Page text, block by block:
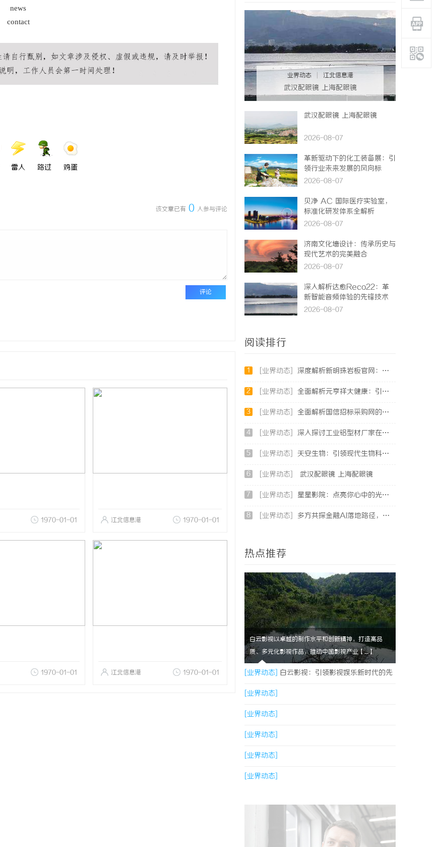
news
contact
雷人 路过 鸡蛋
该文章已有 0 人参与评论
评论
1970-01-01 江北信息港 1970-01-01
1970-01-01 江北信息港 1970-01-01
业界动态 江北信息港
武汉配眼镜 上海配眼镜
武汉配眼镜 上海配眼镜
2026-08-07
革新驱动下的化工装备展：引
领行业未来发展的风向标
2026-08-07
贝净 AC 国际医疗实验室，
标准化研发体系全解析
2026-08-07
济南文化墙设计：传承历史与
现代艺术的完美融合
2026-08-07
深入解析达愈Reco22：革
新智能音频体验的先锋技术
2026-08-07
阅读排行
1 [业界动态] 深度解析新明珠岩板官网：打造高品质岩板行业标杆平台
2 [业界动态] 全面解析元亨祥大健康：引领现代健康生活新趋势
3 [业界动态] 全面解析国信招标采购网的功能与优势，助力企业高效招标采购
4 [业界动态] 深入探讨工业铝型材厂家在现代制造业中的重要角色与发展趋势
5 [业界动态] 天安生物：引领现代生物科技创新发展的先锋企业
6 [业界动态] 武汉配眼镜 上海配眼镜
7 [业界动态] 星星影院：点亮你心中的光影世界，畅享极致观影体验
8 [业界动态] 多方共探金融AI落地路径，天创信用星图AI助力产业金融智能升级
热点推荐
白云影视以卓越的制作水平和创新精神，打造高品
质、多元化影视作品，推动中国影视产业【....】
[业界动态] 白云影视：引领影视娱乐新时代的先
锋力量
[业界动态]
[业界动态]
[业界动态]
[业界动态]
[业界动态]